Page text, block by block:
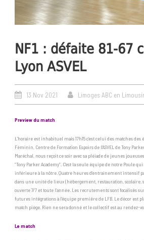
NF1 : défaite 81-67
Lyon ASVEL
13 Nov 2021 Limoges ABC en
Preview du match
L’horaire est inhabituel mais 17h15 c’est celui des matches des
Féminin, Centre de Formation Espoirs de l’ASVEL de Tony
Maréchal, nous reçoit ce soir avec sa pléiade de jeunes
“Tony Parker Academy”. C’est la seule équipe de notre Poule
inférieure à la nôtre. Quatre heures d’entrainement intensif
dans une unité de lieux (hébergement, restauration, scolaire,
ouverte 7/7 et toute l’année. Les recrutements sont focalisés
futures intégrations à l’équipe première de LFB. Le décor est
match piège. Rien ne sera donné et le collectif est au rendez-
Le match